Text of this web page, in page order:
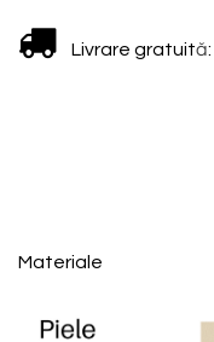
Livrare gratuită:
Materiale